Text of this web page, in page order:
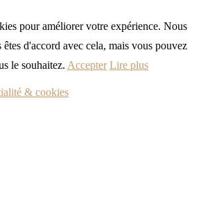
pour améliorer votre expérience. Nous
êtes d'accord avec cela, mais vous pouvez
le souhaitez. Accepter Lire plus
& cookies